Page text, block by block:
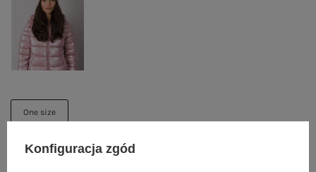
One size
DODAJ DO KOSZYKA
Konfiguracja zgód